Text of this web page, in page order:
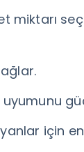
miktarı
uyumunu
için